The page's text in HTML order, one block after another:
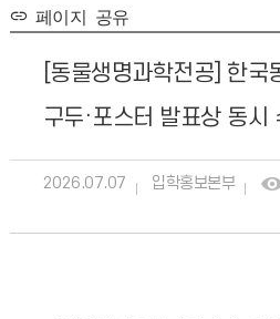
페이지 공유
[동물생명과학전공] 한국
구두·포스터 발표상 동시
2026.07.07 입학홍보본부